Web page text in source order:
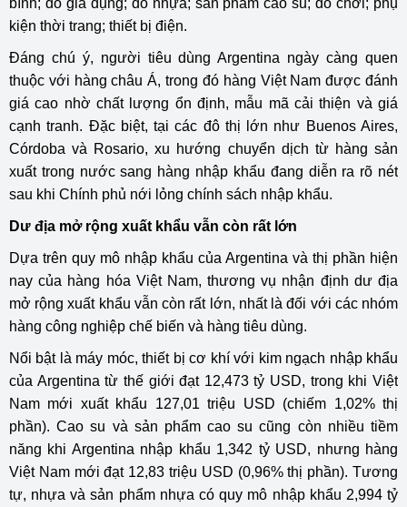
kiện thời trang; thiết bị điện.
Đáng chú ý, người tiêu dùng Argentina ngày càng quen
thuộc với hàng châu Á, trong đó hàng Việt Nam được đánh
giá cao nhờ chất lượng ổn định, mẫu mã cải thiện và giá
cạnh tranh. Đặc biệt, tại các đô thị lớn như Buenos Aires,
Córdoba và Rosario, xu hướng chuyển dịch từ hàng sản
xuất trong nước sang hàng nhập khẩu đang diễn ra rõ nét
sau khi Chính phủ nới lỏng chính sách nhập khẩu.
Dư địa mở rộng xuất khẩu vẫn còn rất lớn
Dựa trên quy mô nhập khẩu của Argentina và thị phần hiện
nay của hàng hóa Việt Nam, thương vụ nhận định dư địa
mở rộng xuất khẩu vẫn còn rất lớn, nhất là đối với các nhóm
hàng công nghiệp chế biến và hàng tiêu dùng.
Nổi bật là máy móc, thiết bị cơ khí với kim ngạch nhập khẩu
của Argentina từ thế giới đạt 12,473 tỷ USD, trong khi Việt
Nam mới xuất khẩu 127,01 triệu USD (chiếm 1,02% thị
phần). Cao su và sản phẩm cao su cũng còn nhiều tiềm
năng khi Argentina nhập khẩu 1,342 tỷ USD, nhưng hàng
Việt Nam mới đạt 12,83 triệu USD (0,96% thị phần). Tương
tự, nhựa và sản phẩm nhựa có quy mô nhập khẩu 2,994 tỷ